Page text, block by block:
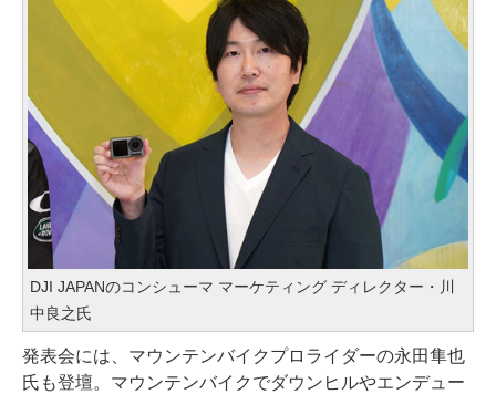
DJI JAPANのコンシューマ マーケティング ディレクター・川
中良之氏
発表会には、マウンテンバイクプロライダーの永田隼也
氏も登壇。マウンテンバイクでダウンヒルやエンデュー